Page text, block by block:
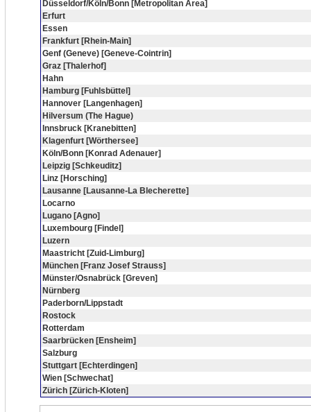
Düsseldorf/Köln/Bonn [Metropolitan Area]
Erfurt
Essen
Frankfurt [Rhein-Main]
Genf (Geneve) [Geneve-Cointrin]
Graz [Thalerhof]
Hahn
Hamburg [Fuhlsbüttel]
Hannover [Langenhagen]
Hilversum (The Hague)
Innsbruck [Kranebitten]
Klagenfurt [Wörthersee]
Köln/Bonn [Konrad Adenauer]
Leipzig [Schkeuditz]
Linz [Horsching]
Lausanne [Lausanne-La Blecherette]
Locarno
Lugano [Agno]
Luxembourg [Findel]
Luzern
Maastricht [Zuid-Limburg]
München [Franz Josef Strauss]
Münster/Osnabrück [Greven]
Nürnberg
Paderborn/Lippstadt
Rostock
Rotterdam
Saarbrücken [Ensheim]
Salzburg
Stuttgart [Echterdingen]
Wien [Schwechat]
Zürich [Zürich-Kloten]